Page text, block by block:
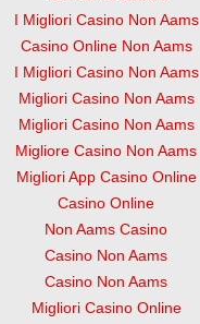
I Migliori Casino Non Aams
Casino Online Non Aams
I Migliori Casino Non Aams
Migliori Casino Non Aams
Migliori Casino Non Aams
Migliore Casino Non Aams
Migliori App Casino Online
Casino Online
Non Aams Casino
Casino Non Aams
Casino Non Aams
Migliori Casino Online